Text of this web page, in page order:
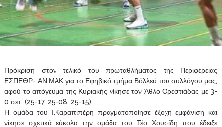
Πρόκριση στον τελικό του πρωταθλήματος της Περιφέρειας
ΕΣΠΕΘΡ- ΑΝ.ΜΑΚ για το Εφηβικό τμήμα Βόλλεϋ του συλλόγου μας,
αφού το απόγευμα της Κυριακής νίκησε τον Άθλο Ορεστιάδας με 3-
0 σετ, (25-17, 25-08, 25-15).
Η ομάδα του Ι.Καραπιπέρη πραγματοποίησε έξοχη εμφάνιση και
νίκησε σχετικά εύκολα την ομάδα του Τέο Χουσίδη που έδειξε